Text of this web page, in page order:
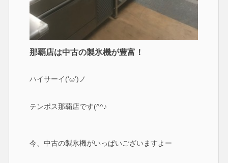
那覇店は中古の製氷機が豊富！
ハイサーイ('ω')ノ
テンポス那覇店です(^^♪
今、中古の製氷機がいっぱいございますよー